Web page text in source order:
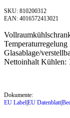
SKU: 810200312
EAN: 4016572413021
Glasablage/
Nettoinhalt Kühlen:
Dokumente:
EU Label|EU Datenblatt|